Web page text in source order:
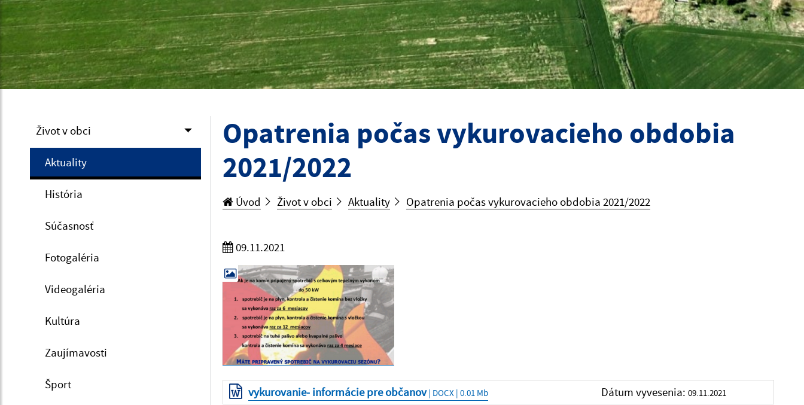
Život v obci
Aktuality
História
Súčasnosť
Fotogaléria
Videogaléria
Kultúra
Zaujímavosti
Šport
Opatrenia počas vykurovacieho obdobia
2021/2022
Úvod Život v obci Aktuality Opatrenia počas vykurovacieho obdobia 2021/2022
09.11.2021
vykurovanie- informácie pre občanov| DOCX | 0.01 Mb Dátum vyvesenia: 09.11.2021